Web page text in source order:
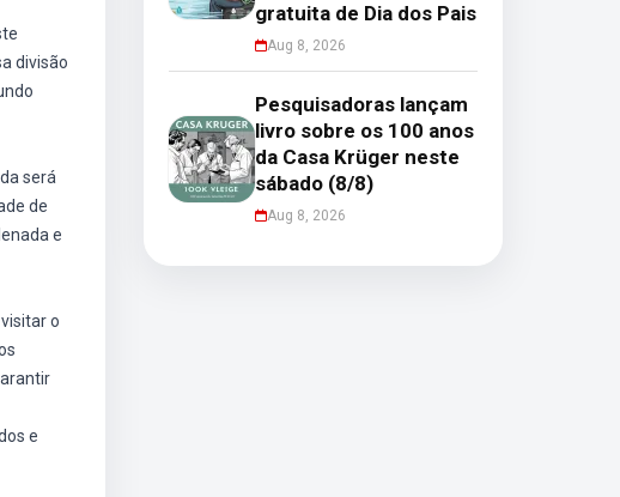
divisão
será
de
e
o
e
gratuita de Dia dos Pais
Aug 8, 2026
Pesquisadoras lançam
livro sobre os 100 anos
da Casa Krüger neste
sábado (8/8)
Aug 8, 2026